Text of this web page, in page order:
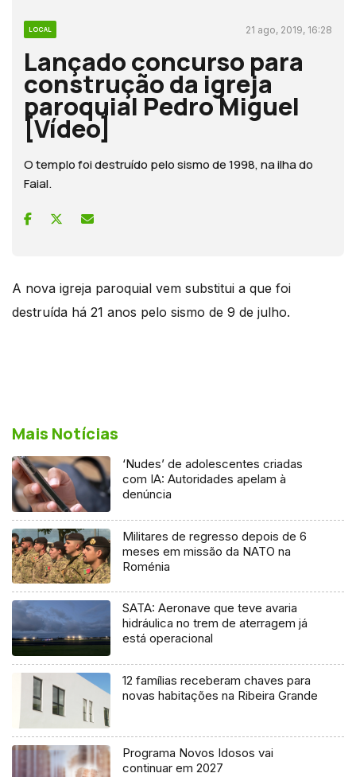
LOCAL 21 ago, 2019, 16:28
Lançado concurso para
construção da igreja
paroquial Pedro Miguel
[Vídeo]
O templo foi destruído pelo sismo de 1998, na ilha do
Faial.
A nova igreja paroquial vem substitui a que foi
destruída há 21 anos pelo sismo de 9 de julho.
Mais Notícias
‘Nudes’ de adolescentes criadas
com IA: Autoridades apelam à
denúncia
Militares de regresso depois de 6
meses em missão da NATO na
Roménia
SATA: Aeronave que teve avaria
hidráulica no trem de aterragem já
está operacional
12 famílias receberam chaves para
novas habitações na Ribeira Grande
Programa Novos Idosos vai
continuar em 2027